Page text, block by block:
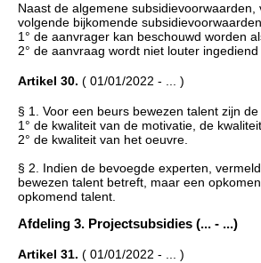
Naast de algemene
volgende bijkomende
1° de aanvrager kan beschouwd worden
2° de aanvraag wordt niet louter
Artikel 30. ( 01/01/2022 - ... )
§ 1. Voor een beurs bewezen talent zijn
1° de kwaliteit van de motivatie, de
2° de kwaliteit van het oeuvre.
§ 2. Indien de bevoegde experten,
bewezen talent betreft, maar een
opkomend talent.
Afdeling 3. Projectsubsidies (... - ...)
Artikel 31. ( 01/01/2022 - ... )